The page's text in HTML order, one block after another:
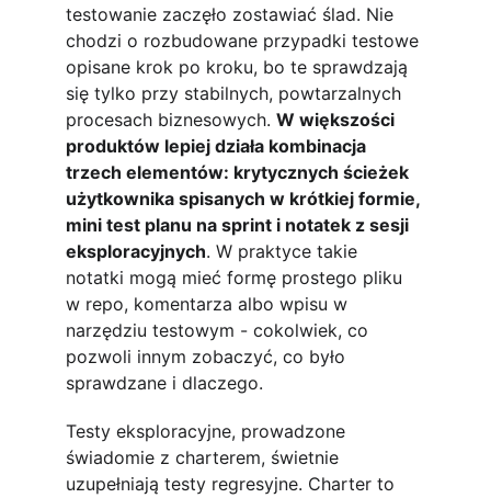
testowanie zaczęło zostawiać ślad. Nie
chodzi o rozbudowane przypadki testowe
opisane krok po kroku, bo te sprawdzają
się tylko przy stabilnych, powtarzalnych
procesach biznesowych. W większości
produktów lepiej działa kombinacja
trzech elementów: krytycznych ścieżek
użytkownika spisanych w krótkiej formie,
mini test planu na sprint i notatek z sesji
eksploracyjnych. W praktyce takie
notatki mogą mieć formę prostego pliku
w repo, komentarza albo wpisu w
narzędziu testowym - cokolwiek, co
pozwoli innym zobaczyć, co było
sprawdzane i dlaczego.
Testy eksploracyjne, prowadzone
świadomie z charterem, świetnie
uzupełniają testy regresyjne. Charter to